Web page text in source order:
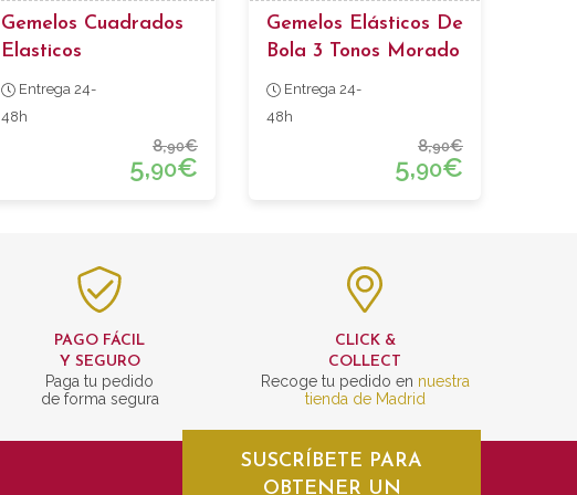
Gemelos Cuadrados
Elasticos
Entrega 24-
48h
8,90€
5,90€
Gemelos Elásticos De
Bola 3 Tonos Morado
Y Lila
Entrega 24-
48h
8,90€
5,90€
PAGO FÁCIL
Y SEGURO
Paga tu pedido
de forma segura
CLICK &
COLLECT
Recoge tu pedido en nuestra
tienda de Madrid
SUSCRÍBETE PARA
OBTENER UN